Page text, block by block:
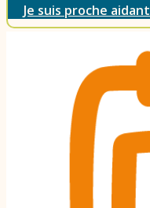
Je suis proche aidant